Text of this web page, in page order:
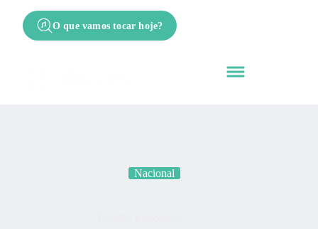
O que vamos tocar hoje?
Nacional